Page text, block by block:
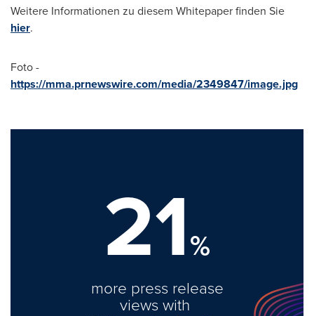
Weitere Informationen zu diesem Whitepaper finden Sie
hier.
Foto -
https://mma.prnewswire.com/media/2349847/image.jpg
21%
more press release
views with